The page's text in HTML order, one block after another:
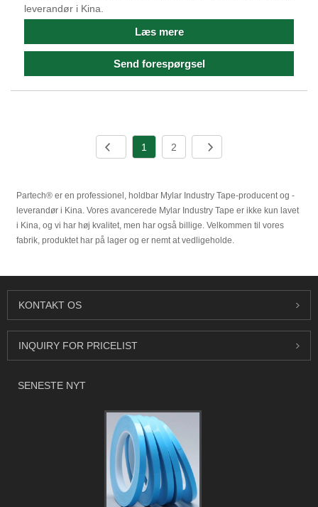
leverandør i Kina.
Læs mere
Send forespørgsel
1 2
Partech® er en professionel, holdbar Mylar Industry Tape-producent og -
leverandør i Kina. Vores avancerede Mylar Industry Tape er ikke kun lavet
i Kina, og vi har høj kvalitet, men har også billige. Velkommen til vores
fabrik, produktet har på lager og er nemt at vedligeholde.
KONTAKT OS
INQUIRY FOR PRICELIST
SENESTE NYT